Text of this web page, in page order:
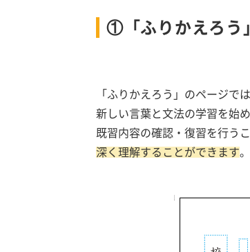
①「ふりかえろう
「ふりかえろう」のページで
新しい言葉と文法の学習を始
既習内容の確認・復習を行う
深く理解することができます。